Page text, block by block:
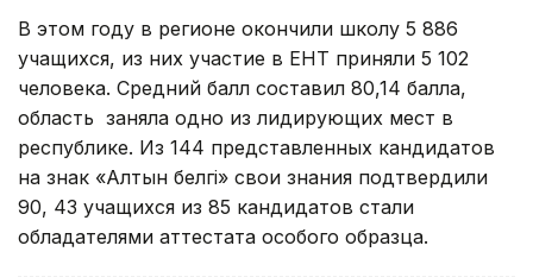
В этом году в регионе окончили школу 5 886
учащихся, из них участие в ЕНТ приняли 5 102
человека. Средний балл составил 80,14 балла,
область заняла одно из лидирующих мест в
республике. Из 144 представленных кандидатов
на знак «Алтын белгі» свои знания подтвердили
90, 43 учащихся из 85 кандидатов стали
обладателями аттестата особого образца.